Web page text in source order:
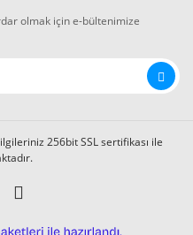
olmak için e-bültenimize
256bit SSL sertifikası ile
e-